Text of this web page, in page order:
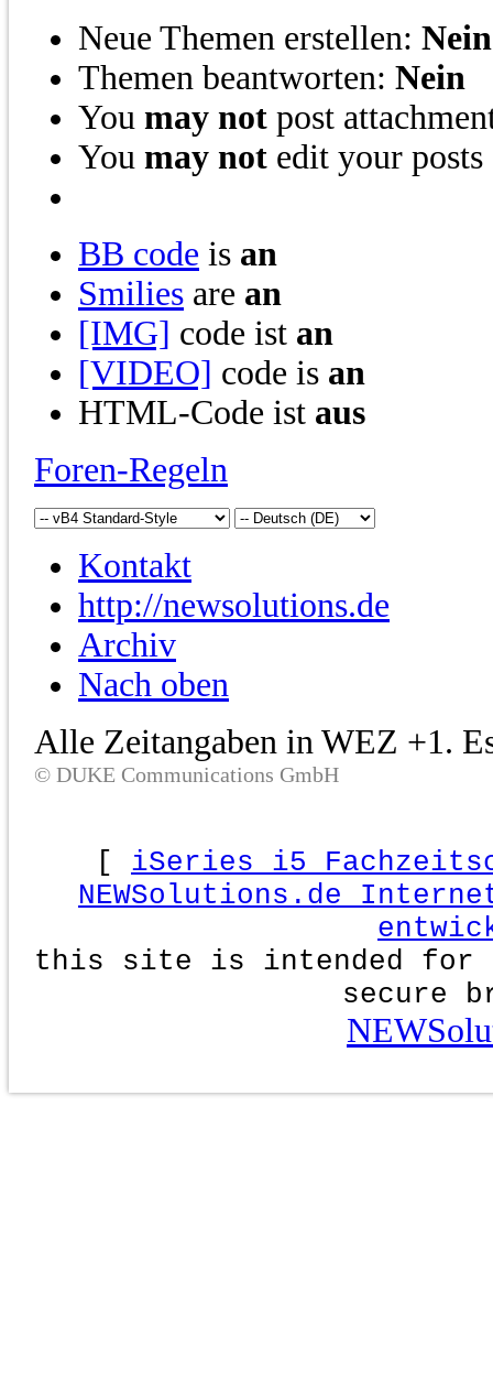
Neue Themen erstellen: Nein
Themen beantworten: Nein
You may not post
You may not edit your posts
BB code is an
Smilies are an
[IMG] code ist an
[VIDEO] code is an
HTML-Code ist aus
Foren-Regeln
Kontakt
http://newsolutions.de
Archiv
Nach oben
Alle Zeitangaben in WEZ +1.
© DUKE Communications GmbH
[ iSeries i5
NEWSolutions.de
this site is intended for
secure